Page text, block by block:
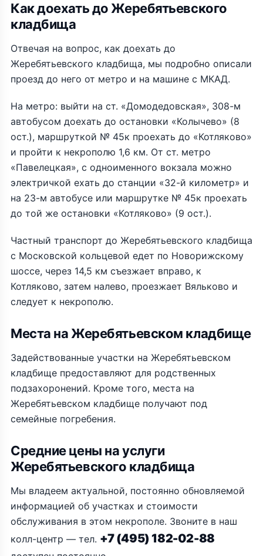
Как доехать до Жеребятьевского
кладбища
Отвечая на вопрос, как доехать до
Жеребятьевского кладбища, мы подробно описали
проезд до него от метро и на машине с МКАД.
На метро: выйти на ст. «Домодедовская», 308-м
автобусом доехать до остановки «Колычево» (8
ост.), маршруткой № 45к проехать до «Котляково»
и пройти к некрополю 1,6 км. От ст. метро
«Павелецкая», с одноименного вокзала можно
электричкой ехать до станции «32-й километр» и
на 23-м автобусе или маршрутке № 45к проехать
до той же остановки «Котляково» (9 ост.).
Частный транспорт до Жеребятьевского кладбища
с Московской кольцевой едет по Новорижскому
шоссе, через 14,5 км съезжает вправо, к
Котляково, затем налево, проезжает Вяльково и
следует к некрополю.
Места на Жеребятьевском кладбище
Задействованные участки на Жеребятьевском
кладбище предоставляют для родственных
подзахоронений. Кроме того, места на
Жеребятьевском кладбище получают под
семейные погребения.
Средние цены на услуги
Жеребятьевского кладбища
Мы владеем актуальной, постоянно обновляемой
информацией об участках и стоимости
обслуживания в этом некрополе. Звоните в наш
колл-центр — тел. +7 (495) 182-02-88